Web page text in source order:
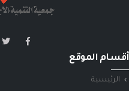
أقسام الموقع
الرئيسية